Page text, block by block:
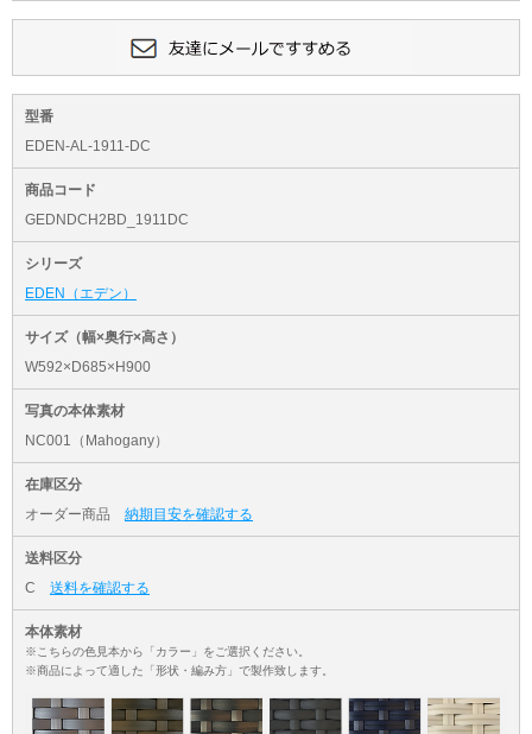
型番
EDEN-AL-1911-DC
商品コード
GEDNDCH2BD_1911DC
シリーズ
EDEN（エデン）
サイズ（幅×奥行×高さ）
W592×D685×H900
写真の本体素材
NC001（Mahogany）
在庫区分
オーダー商品 納期目安を確認する
送料区分
C 送料を確認する
本体素材
※こちらの色見本から「カラー」をご選択ください。
※商品によって適した「形状・編み方」で製作致します。